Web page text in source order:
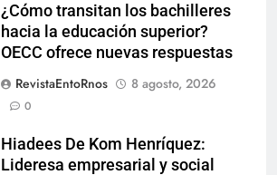
¿Cómo transitan los bachilleres
hacia la educación superior?
OECC ofrece nuevas respuestas
RevistaEntoRnos
8 agosto, 2026
0
Hiadees De Kom Henríquez:
Lideresa empresarial y social